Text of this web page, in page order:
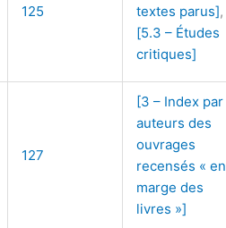
125
textes parus],
[5.3 – Études
critiques]
127
[3 – Index par
auteurs des
ouvrages
recensés « en
marge des
livres »]